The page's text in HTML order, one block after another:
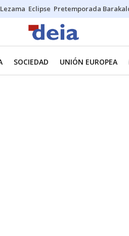
Eclipse Pretemporada
SOCIEDAD UNIÓN EUROPEA